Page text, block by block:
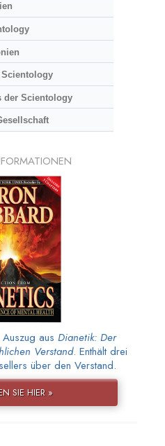
der Scientology
aus Dianetik: Der
Verstand. Enthält drei
über den Verstand.
SIE HIER »